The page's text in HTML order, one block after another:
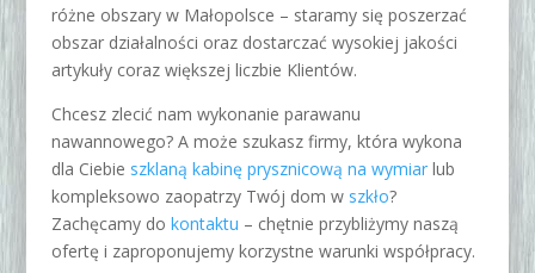
różne obszary w Małopolsce – staramy się poszerzać
obszar działalności oraz dostarczać wysokiej jakości
artykuły coraz większej liczbie Klientów.
Chcesz zlecić nam wykonanie parawanu
nawannowego? A może szukasz firmy, która wykona
dla Ciebie szklaną kabinę prysznicową na wymiarlub
kompleksowo zaopatrzy Twój dom w szkło?
Zachęcamy do kontaktu – chętnie przybliżymy naszą
ofertę i zaproponujemy korzystne warunki współpracy.